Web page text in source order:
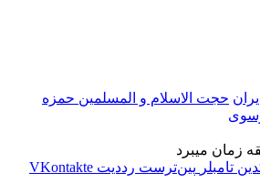
حجت الاسلام و المسلمین حمزه
‫تامبلر ‫پین‌ترست ‫رددیت ‫VKontakte